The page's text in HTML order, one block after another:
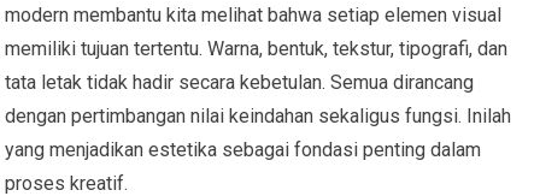
modern membantu kita melihat bahwa setiap elemen visual
memiliki tujuan tertentu. Warna, bentuk, tekstur, tipografi, dan
tata letak tidak hadir secara kebetulan. Semua dirancang
dengan pertimbangan nilai keindahan sekaligus fungsi. Inilah
yang menjadikan estetika sebagai fondasi penting dalam
proses kreatif.